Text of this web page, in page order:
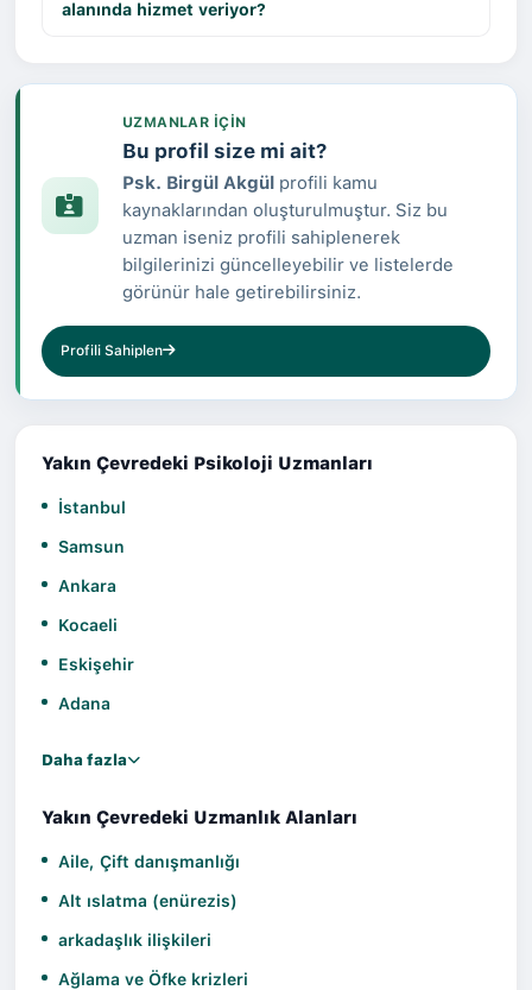
alanında hizmet veriyor?
UZMANLAR IÇIN
Bu profil size mi ait?
Psk. Birgül Akgülprofili kamu
kaynaklarından oluşturulmuştur. Siz bu
uzman iseniz profili sahiplenerek
bilgilerinizi güncelleyebilir ve listelerde
görünür hale getirebilirsiniz.
Profili Sahiplen
Yakın Çevredeki Psikoloji Uzmanları
İstanbul
Samsun
Ankara
Kocaeli
Eskişehir
Adana
Daha fazla
Yakın Çevredeki Uzmanlık Alanları
Aile, Çift danışmanlığı
Alt ıslatma (enürezis)
arkadaşlık ilişkileri
Ağlama ve Öfke krizleri